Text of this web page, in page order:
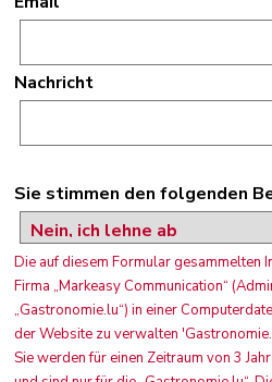
Nachricht
Sie stimmen den folgenden
Die auf diesem Formular gesammelten
Firma „Markeasy Communication“
„Gastronomie.lu“) in einer
der Website zu verwalten
Sie werden für einen Zeitraum von 3